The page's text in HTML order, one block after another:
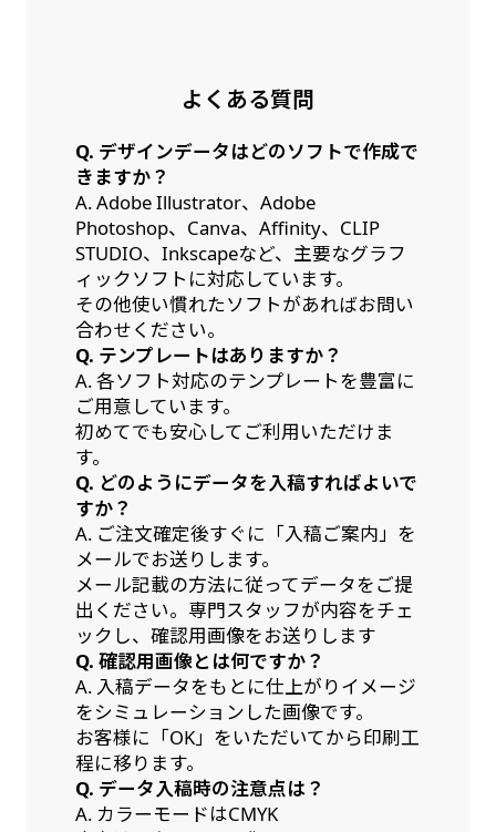
よくある質問
Q. デザインデータはどのソフトで作成で
きますか？
A. Adobe Illustrator、Adobe
Photoshop、Canva、Affinity、CLIP
STUDIO、Inkscapeなど、主要なグラフ
ィックソフトに対応しています。
その他使い慣れたソフトがあればお問い
合わせください。
Q. テンプレートはありますか？
A. 各ソフト対応のテンプレートを豊富に
ご用意しています。
初めてでも安心してご利用いただけま
す。
Q. どのようにデータを入稿すればよいで
すか？
A. ご注文確定後すぐに「入稿ご案内」を
メールでお送りします。
メール記載の方法に従ってデータをご提
出ください。専門スタッフが内容をチェ
ックし、確認用画像をお送りします
Q. 確認用画像とは何ですか？
A. 入稿データをもとに仕上がりイメージ
をシミュレーションした画像です。
お客様に「OK」をいただいてから印刷工
程に移ります。
Q. データ入稿時の注意点は？
A. カラーモードはCMYK